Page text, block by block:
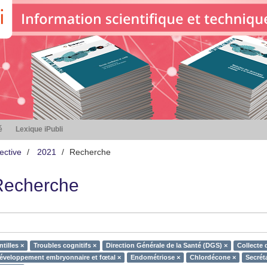
Lexique iPubli
2021 Recherche
× Troubles cognitifs × Direction Générale de la Santé (DGS) × Collecte
embryonnaire et fœtal ×
Endométriose × Chlordécone ×